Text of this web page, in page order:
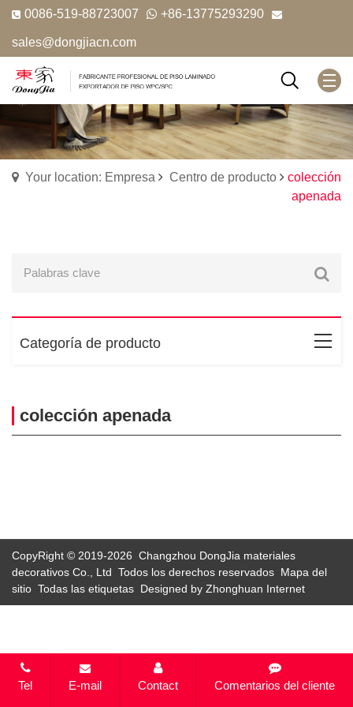
0086-519-88723007 +86-13775293290
sales@dongjiacn.com
Your location: Empresa Centro de producto
colección
apenada
Categoría de producto
colección apenada
CopyRight © 2019-2026 Changzhou DongJia materiales
decorativos Co., Ltd Todos los derechos reservados Mapa del
sitio Todas las etiquetas Designed by Zhonghuan Internet
Tel E-mail Contact Comentarios del cliente